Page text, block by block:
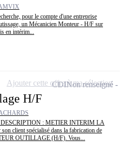
pour le compte d'une entreprise
un Mécanicien Monteur - H/F sur
en intérim...
H/F
DESCRIPTION : METIER INTERIM LA
client spécialisé dans la fabrication de
OUTILLAGE (H/F). Vous...
CDINon renseigné
Ajouter cette offre à ma sélection